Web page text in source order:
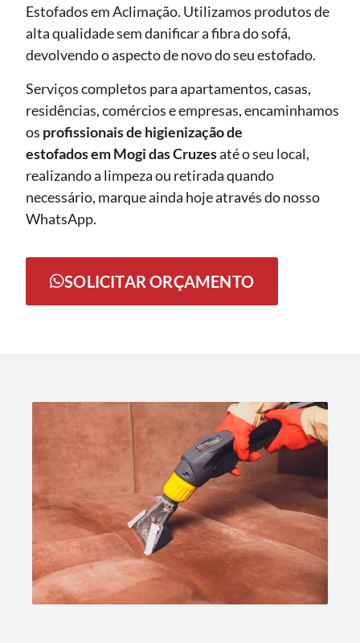
Estofados em Aclimação. Utilizamos produtos de
alta qualidade sem danificar a fibra do sofá,
devolvendo o aspecto de novo do seu estofado.
Serviços completos para apartamentos, casas,
residências, comércios e empresas, encaminhamos
os profissionais de higienização de
estofados em Mogi das Cruzesaté o seu local,
realizando a limpeza ou retirada quando
necessário, marque ainda hoje através do nosso
WhatsApp.
SOLICITAR ORÇAMENTO